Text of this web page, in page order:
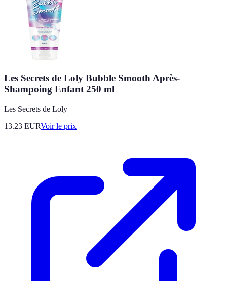
Les Secrets de Loly Bubble Smooth Après-
Shampoing Enfant 250 ml
Les Secrets de Loly
13.23 EURVoir le prix